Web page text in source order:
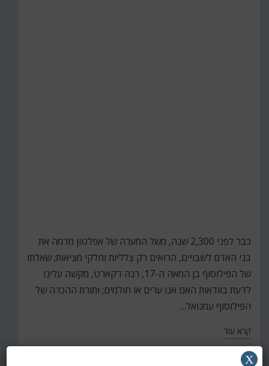
כבר לפני 2,300 שנה, משל המערה של אפלטון מדמה את
בני האדם לשבויים, הרואים רק צלליות וחלקי מציאות; שאלתו
של הפילוסוף בן המאה ה-17, רנה דקארט, מקשה עלינו
לדעת בוודאות האם אנו ערים או חולמים; ותורת ההכרה של
הפילוסוף עמנואל…
קרא עוד
X